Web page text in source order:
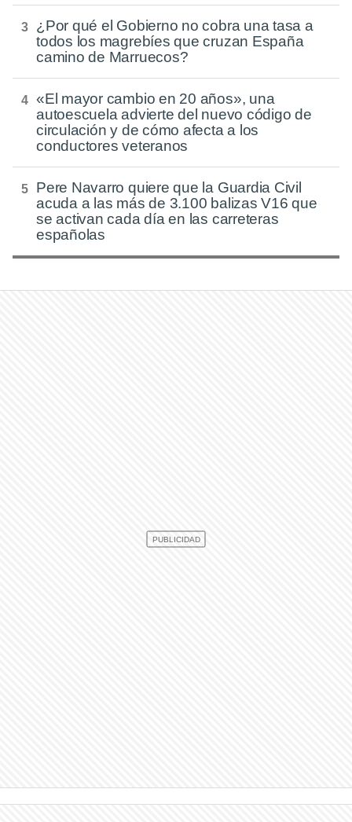
¿Por qué el Gobierno no cobra una tasa a
todos los magrebíes que cruzan España
camino de Marruecos?
«El mayor cambio en 20 años», una
autoescuela advierte del nuevo código de
circulación y de cómo afecta a los
conductores veteranos
Pere Navarro quiere que la Guardia Civil
acuda a las más de 3.100 balizas V16 que
se activan cada día en las carreteras
españolas